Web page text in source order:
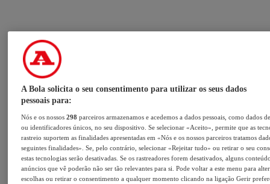
A Bola solicita o seu consentimento para utilizar os seus dados
pessoais para:
Nós e os nossos298 parceiros armazenamos e acedemos a dados pessoais, como dados
ou identificadores únicos, no seu dispositivo. Se selecionar «Aceito», permite que as
rastreio suportem as finalidades apresentadas em «Nós e os nossos parceiros tratamos
seguintes finalidades». Se, pelo contrário, selecionar «Rejeitar tudo» ou retirar o seu
estas tecnologias serão desativadas. Se os rastreadores forem desativados, alguns
anúncios que vê poderão não ser tão relevantes para si. Pode voltar a este menu para
escolhas ou retirar o consentimento a qualquer momento clicando na ligação Gerir